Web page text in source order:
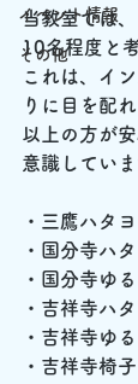
イベント情報
その他
当教室では
10名程度と
これは、イ
りに目を配
以上の方が
意識していま
・三鷹ハタ
・国分寺ハ
・国分寺ゆ
・吉祥寺ハ
・吉祥寺ゆ
・吉祥寺椅